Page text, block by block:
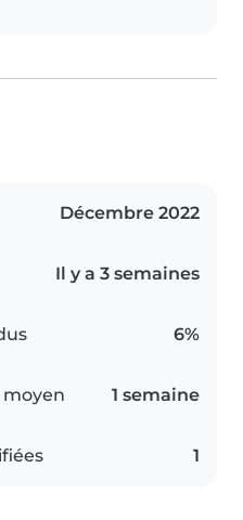
Décembre 2022
Il y a 3 semaines
6%
moyen 1 semaine
1